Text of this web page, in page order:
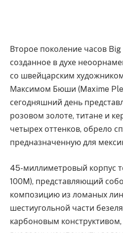
Второе поколение часов Big
созданное в духе
со швейцарским
Максимом Бюши (Maxime
сегодняшний день
розовом золоте, титане и
четырех оттенков, обрело
предназначенную для
45-миллиметровый корпус
100M), представляющий
композицию из ломаных
шестиугольной части
карбоновым конструктивом,